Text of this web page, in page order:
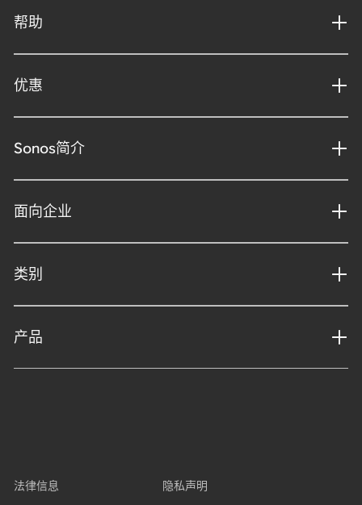
帮助
优惠
Sonos简介
面向企业
类别
产品
法律信息 隐私声明